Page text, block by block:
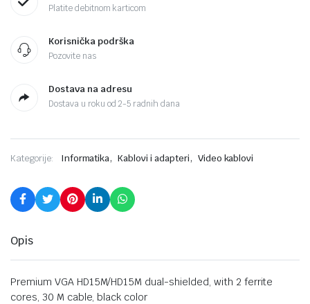
Platite debitnom karticom
Korisnička podrška
Pozovite nas
Dostava na adresu
Dostava u roku od 2-5 radnih dana
Kategorije: Informatika, Kablovi i adapteri, Video kablovi
Opis
Premium VGA HD15M/HD15M dual-shielded, with 2 ferrite
cores, 30 M cable, black color